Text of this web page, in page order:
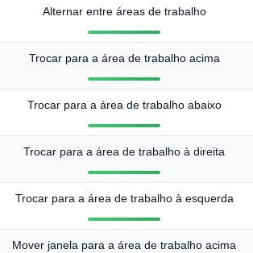
Alternar entre áreas de trabalho
Trocar para a área de trabalho acima
Trocar para a área de trabalho abaixo
Trocar para a área de trabalho à direita
Trocar para a área de trabalho à esquerda
Mover janela para a área de trabalho acima